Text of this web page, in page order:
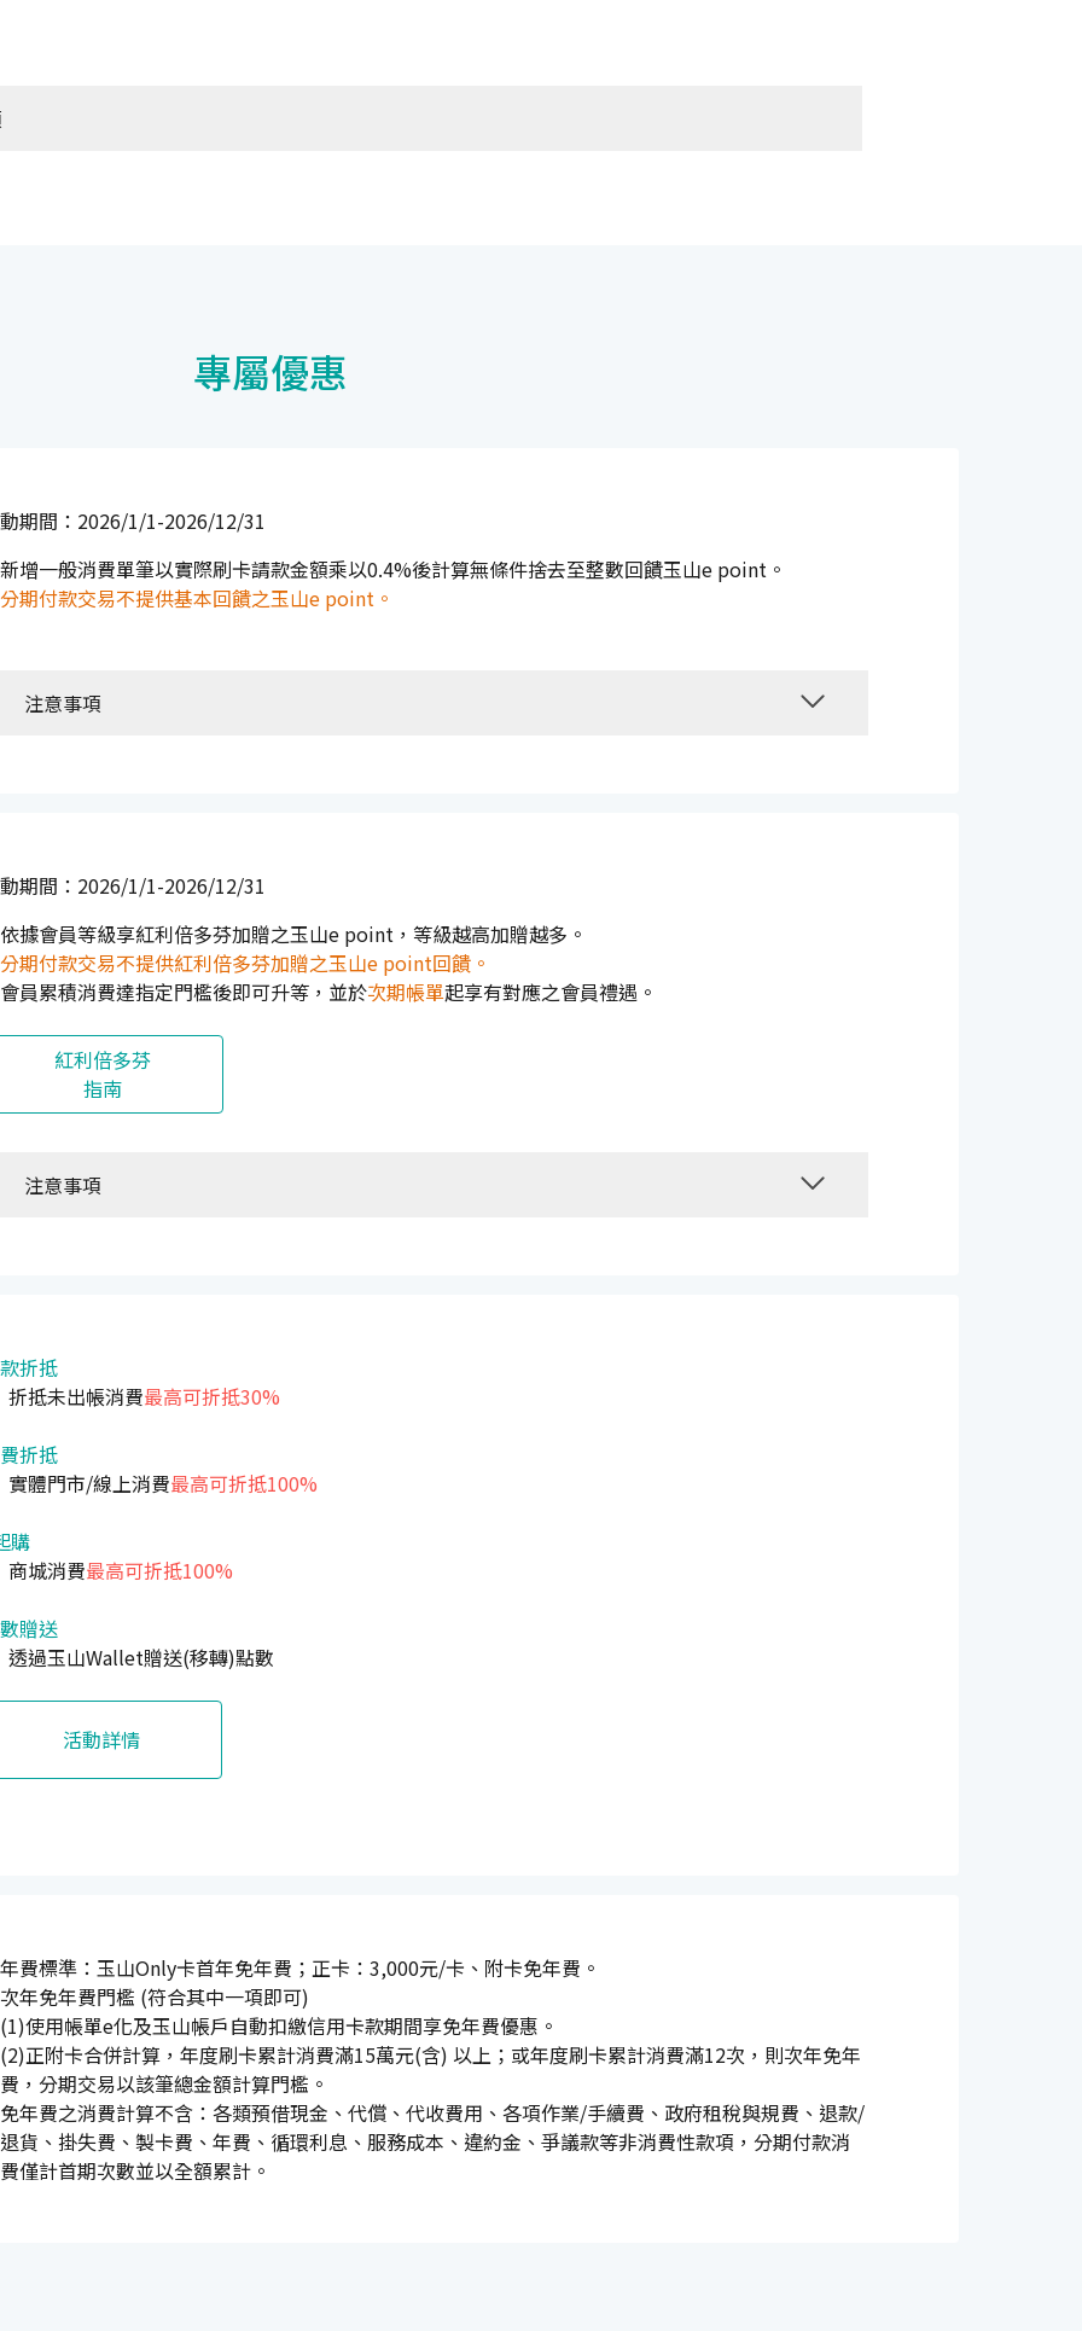
專屬優惠
期間：2026/1/1-2026/12/31
新增一般消費單筆以實際刷卡請款金額乘以0.4%後計算無條件捨去至整數回饋玉山e point。
分期付款交易不提供基本回饋之玉山e point。
注意事項
期間：2026/1/1-2026/12/31
依據會員等級享紅利倍多芬加贈之玉山e point，等級越高加贈越多。
分期付款交易不提供紅利倍多芬加贈之玉山e point回饋。
會員累積消費達指定門檻後即可升等，並於次期帳單起享有對應之會員禮遇。
紅利倍多芬
指南
注意事項
折抵
折抵未出帳消費最高可折抵30%
折抵
實體門市/線上消費最高可折抵100%
購
商城消費最高可折抵100%
贈送
透過玉山Wallet贈送(移轉)點數
活動詳情
年費標準：玉山Only卡首年免年費；正卡：3,000元/卡、附卡免年費。
次年免年費門檻 (符合其中一項即可)
(1)使用帳單e化及玉山帳戶自動扣繳信用卡款期間享免年費優惠。
(2)正附卡合併計算，年度刷卡累計消費滿15萬元(含) 以上；或年度刷卡累計消費滿12次，則次年免年
費，分期交易以該筆總金額計算門檻。
免年費之消費計算不含：各類預借現金、代償、代收費用、各項作業/手續費、政府租稅與規費、退款/
退貨、掛失費、製卡費、年費、循環利息、服務成本、違約金、爭議款等非消費性款項，分期付款消
費僅計首期次數並以全額累計。